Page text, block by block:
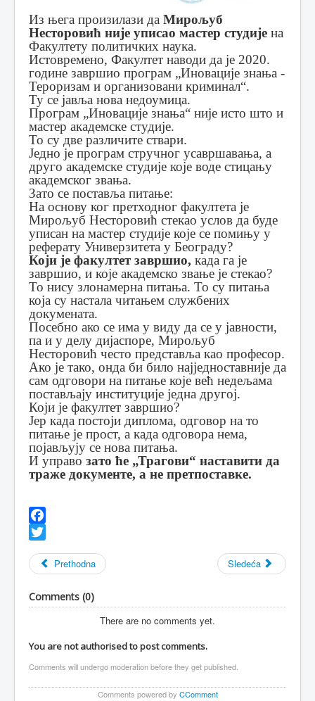
Из њега произилази да Мирољуб
Несторовић није уписао мастер студије на
Факултету политичких наука.
Истовремено, Факултет наводи да је 2020.
године завршио програм „Иновације знања -
Тероризам и организовани криминал“.
Ту се јавља нова недоумица.
Програм „Иновације знања“ није исто што и
мастер академске студије.
То су две различите ствари.
Једно је програм стручног усавршавања, а
друго академске студије које воде стицању
академског звања.
Зато се поставља питање:
На основу ког претходног факултета је
Мирољуб Несторовић стекао услов да буде
уписан на мастер студије које се помињу у
реферату Универзитета у Београду?
Који је факултет завршио, када га је
завршио, и које академско звање је стекао?
То нису злонамерна питања. То су питања
која су настала читањем службених
докумената.
Посебно ако се има у виду да се у јавности,
па и у делу дијаспоре, Мирољуб
Несторовић често представља као професор.
Ако је тако, онда би било најједноставније да
сам одговори на питање које већ недељама
постављају институције једна другој.
Који је факултет завршио?
Јер када постоји диплома, одговор на то
питање је прост, а када одговора нема,
појављују се нова питања.
И управо зато ће „Трагови“ наставити да
траже документе, а не претпоставке.
Facebook
Prethodna
Sledeća
Comments (0)
There are no comments yet.
You are not authorised to post comments.
Comments will undergo moderation before they get published.
Comments powered by CComment